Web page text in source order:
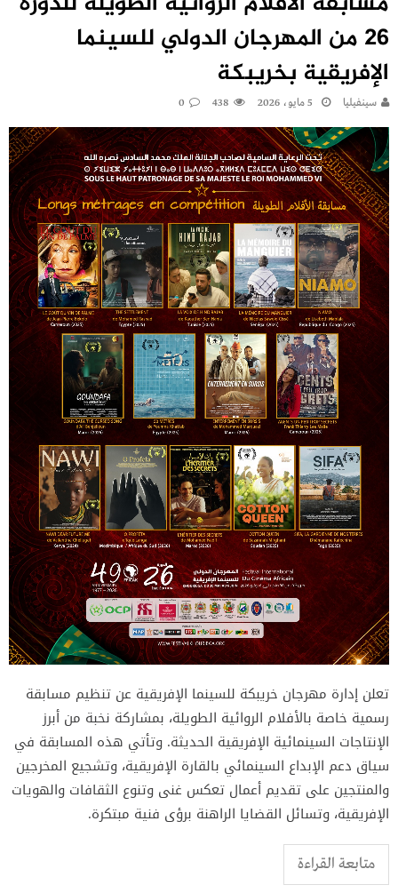
26 من المهرجان الدولي للسينما
الإفريقية بخريبكة
سينفيليا 5 مايو، 2026 438
0
تعلن إدارة مهرجان خريبكة للسينما الإفريقية عن تنظيم مسابقة
رسمية خاصة بالأفلام الروائية الطويلة، بمشاركة نخبة من أبرز
الإنتاجات السينمائية الإفريقية الحديثة. وتأتي هذه المسابقة في
سياق دعم الإبداع السينمائي بالقارة الإفريقية، وتشجيع المخرجين
والمنتجين على تقديم أعمال تعكس غنى وتنوع الثقافات والهويات
الإفريقية، وتسائل القضايا الراهنة برؤى فنية مبتكرة.
متابعة القراءة